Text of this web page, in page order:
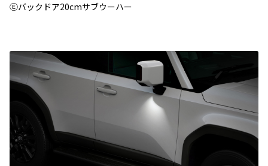
Ⓔバックドア20cmサブウーハー